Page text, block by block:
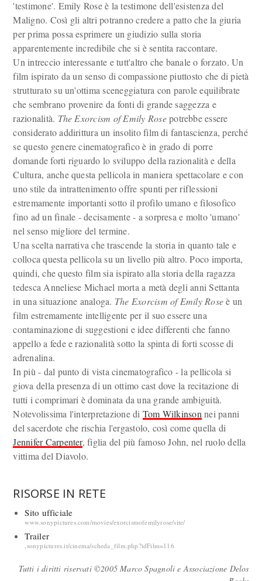
'testimone'. Emily Rose è la testimone dell'esistenza del
Maligno. Così gli altri potranno credere a patto che la giuria
per prima possa esprimere un giudizio sulla storia
apparentemente incredibile che si è sentita raccontare.
Un intreccio interessante e tutt'altro che banale o forzato. Un
film ispirato da un senso di compassione piuttosto che di pietà
strutturato su un'ottima sceneggiatura con parole equilibrate
che sembrano provenire da fonti di grande saggezza e
razionalità. The Exorcism of Emily Rosepotrebbe essere
considerato addirittura un insolito film di fantascienza, perché
se questo genere cinematografico è in grado di porre
domande forti riguardo lo sviluppo della razionalità e della
Cultura, anche questa pellicola in maniera spettacolare e con
uno stile da intrattenimento offre spunti per riflessioni
estremamente importanti sotto il profilo umano e filosofico
fino ad un finale - decisamente - a sorpresa e molto 'umano'
nel senso migliore del termine.
Una scelta narrativa che trascende la storia in quanto tale e
colloca questa pellicola su un livello più altro. Poco importa,
quindi, che questo film sia ispirato alla storia della ragazza
tedesca Anneliese Michael morta a metà degli anni Settanta
in una situazione analoga. The Exorcism of Emily Roseè un
film estremamente intelligente per il suo essere una
contaminazione di suggestioni e idee differenti che fanno
appello a fede e razionalità sotto la spinta di forti scosse di
adrenalina.
In più - dal punto di vista cinematografico - la pellicola si
giova della presenza di un ottimo cast dove la recitazione di
tutti i comprimari è dominata da una grande ambiguità.
Notevolissima l'interpretazione di Tom Wilkinson nei panni
del sacerdote che rischia l'ergastolo, così come quella di
Jennifer Carpenter, figlia del più famoso John, nel ruolo della
vittima del Diavolo.
RISORSE IN RETE
Sito ufficiale
www.sonypictures.com/movies/exorcismofemilyrose/site/
Trailer
,sonypictures.it/cinema/scheda_film.php?idFilm=116
Tutti i diritti riservati ©2005 Marco Spagnoli e Associazione Delos